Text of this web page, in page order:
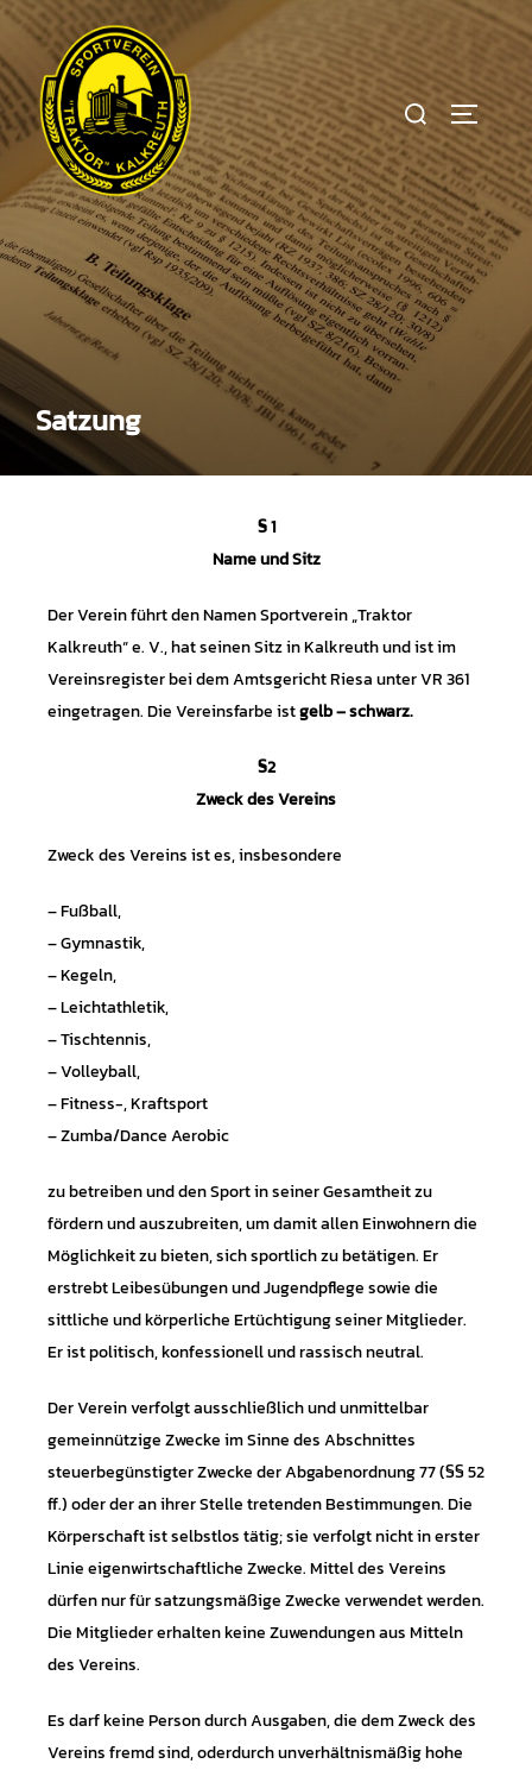
Satzung
§ 1
Name und Sitz
Der Verein führt den Namen Sportverein „Traktor
Kalkreuth“ e. V., hat seinen Sitz in Kalkreuth und ist im
Vereinsregister bei dem Amtsgericht Riesa unter VR 361
eingetragen. Die Vereinsfarbe istgelb – schwarz.
§2
Zweck des Vereins
Zweck des Vereins ist es, insbesondere
– Fußball,
– Gymnastik,
– Kegeln,
– Leichtathletik,
– Tischtennis,
– Volleyball,
– Fitness-, Kraftsport
– Zumba/Dance Aerobic
zu betreiben und den Sport in seiner Gesamtheit zu
fördern und auszubreiten, um damit allen Einwohnern die
Möglichkeit zu bieten, sich sportlich zu betätigen. Er
erstrebt Leibesübungen und Jugendpflege sowie die
sittliche und körperliche Ertüchtigung seiner Mitglieder.
Er ist politisch, konfessionell und rassisch neutral.
Der Verein verfolgt ausschließlich und unmittelbar
gemeinnützige Zwecke im Sinne des Abschnittes
steuerbegünstigter Zwecke der Abgabenordnung 77 (§§ 52
ff.) oder der an ihrer Stelle tretenden Bestimmungen. Die
Körperschaft ist selbstlos tätig; sie verfolgt nicht in erster
Linie eigenwirtschaftliche Zwecke. Mittel des Vereins
dürfen nur für satzungsmäßige Zwecke verwendet werden.
Die Mitglieder erhalten keine Zuwendungen aus Mitteln
des Vereins.
Es darf keine Person durch Ausgaben, die dem Zweck des
Vereins fremd sind, oderdurch unverhältnismäßig hohe